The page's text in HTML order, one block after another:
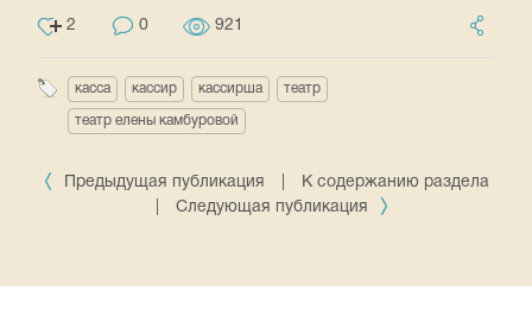
2 0 921
касса кассир кассирша театр
театр елены камбуровой
Предыдущая публикация
К содержанию раздела
Следующая публикация